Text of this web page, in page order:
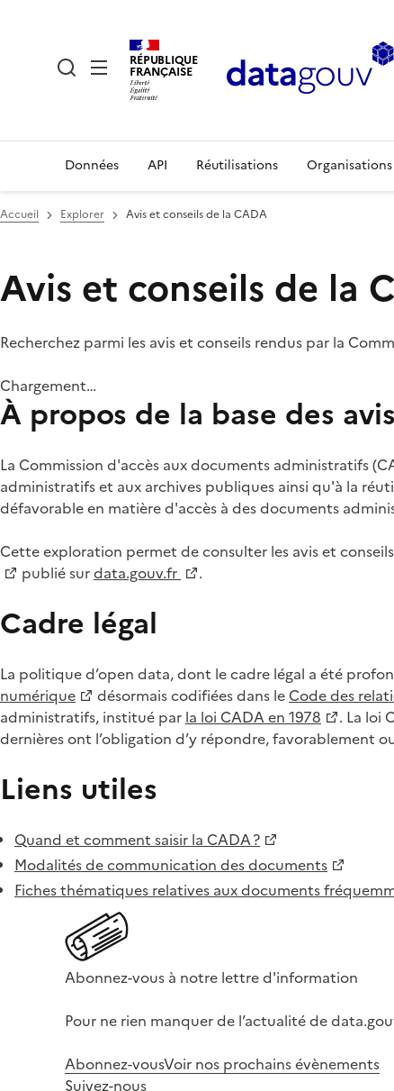
RÉPUBLIQUE
FRANÇAISE
Données API Réutilisations Organisations
Accueil Explorer Avis et conseils de la CADA
Avis et conseils de la
Recherchez parmi les avis et conseils rendus par la
Chargement…
À propos de la base des
La Commission d'accès aux documents administratifs
administratifs et aux archives publiques ainsi qu'à la
défavorable en matière d'accès à des documents
Cette exploration permet de consulter les avis et
publié surdata.gouv.fr .
Cadre légal
La politique d’open data, dont le cadre légal a été
numérique
désormais codifiées dans le Code des
administratifs, institué par la loi CADA en 1978
. La loi
dernières ont l’obligation d’y répondre, favorablement
Liens utiles
Quand et comment saisir la CADA ?
Modalités de communication des documents
Fiches thématiques relatives aux documents
Abonnez-vous à notre lettre d'information
Pour ne rien manquer de l’actualité de
Abonnez-vousVoir nos prochains évènements
Suivez-nous